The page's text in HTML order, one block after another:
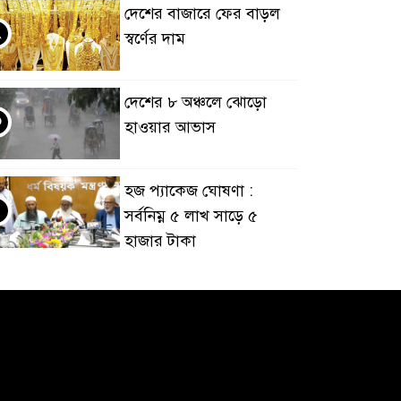
দেশের বাজারে ফের বাড়ল
স্বর্ণের দাম
দেশের ৮ অঞ্চলে ঝোড়ো
হাওয়ার আভাস
হজ প্যাকেজ ঘোষণা :
সর্বনিম্ন ৫ লাখ সাড়ে ৫
হাজার টাকা
আর্জেন্টিনাকে হারিয়ে